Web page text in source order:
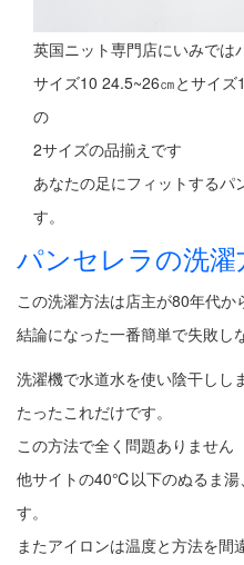
英国ニット専門店にいみでは
サイズ10 24.5~26㎝とサイ
の
2サイズの品揃えです
あなたの足にフィットするパ
す。
パンセレラの洗濯
この洗濯方法は店主が80年代か
結論になった一番簡単で失敗し
洗濯機で水道水を使い陰干ししま
たったこれだけです。
この方法で全く問題ありません
他サイトの40℃以下のぬるま湯
す。
またアイロンは温度と方法を